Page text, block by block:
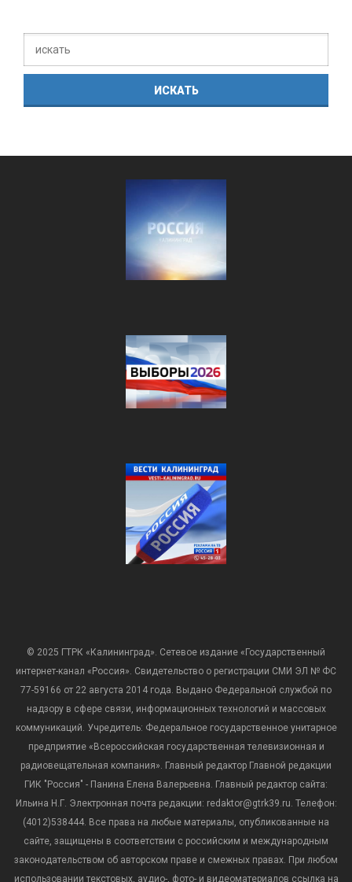
© 2025 ГТРК «Калининград». Сетевое издание «Государственный
интернет-канал «Россия». Свидетельство о регистрации СМИ ЭЛ № ФС
77-59166 от 22 августа 2014 года. Выдано Федеральной службой по
надзору в сфере связи, информационных технологий и массовых
коммуникаций. Учредитель: Федеральное государственное унитарное
предприятие «Всероссийская государственная телевизионная и
радиовещательная компания». Главный редактор Главной редакции
ГИК "Россия" - Панина Елена Валерьевна. Главный редактор сайта:
Ильина Н.Г. Электронная почта редакции: redaktor@gtrk39.ru. Телефон:
(4012)538444. Все права на любые материалы, опубликованные на
сайте, защищены в соответствии с российским и международным
законодательством об авторском праве и смежных правах. При любом
использовании текстовых, аудио-, фото- и видеоматериалов ссылка на